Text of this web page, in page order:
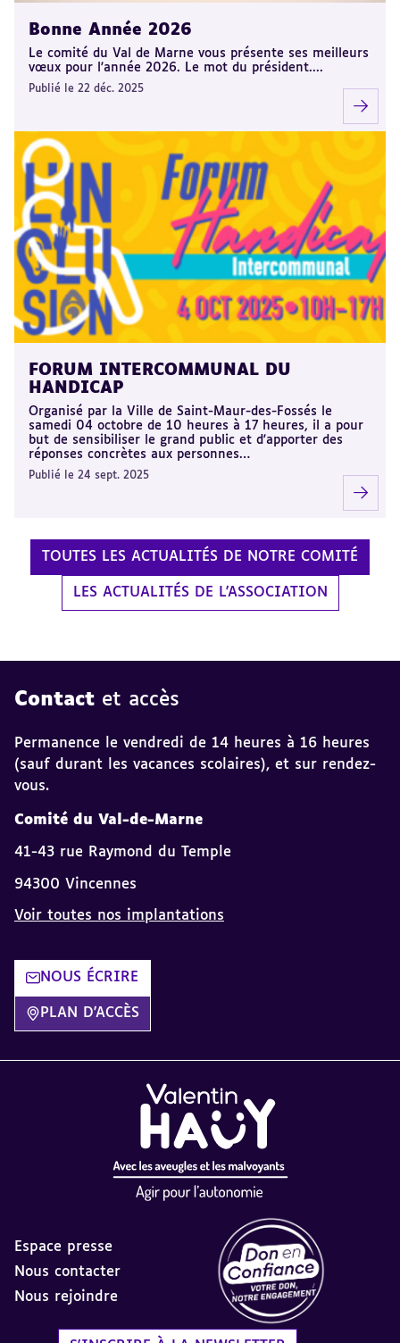
Bonne Année 2026
Le comité du Val de Marne vous présente ses meilleurs
vœux pour l'année 2026. Le mot du président....
Publié le 22 déc. 2025
FORUM INTERCOMMUNAL DU
HANDICAP
Organisé par la Ville de Saint-Maur-des-Fossés le
samedi 04 octobre de 10 heures à 17 heures, il a pour
but de sensibiliser le grand public et d'apporter des
réponses concrètes aux personnes…
Publié le 24 sept. 2025
TOUTES LES ACTUALITÉS DE NOTRE COMITÉ
LES ACTUALITÉS DE L'ASSOCIATION
Contact et accès
Permanence le vendredi de 14 heures à 16 heures
(sauf durant les vacances scolaires), et sur rendez-
vous.
Comité du Val-de-Marne
41-43 rue Raymond du Temple
94300 Vincennes
Voir toutes nos implantations
NOUS ÉCRIRE
PLAN D'ACCÈS
Espace presse
Nous contacter
Nous rejoindre